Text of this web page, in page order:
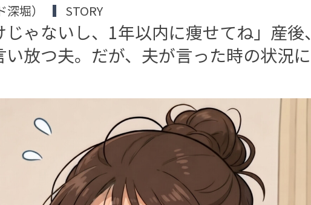
堀） STORY
じゃないし、1年以内に痩せてね」産後
放つ夫。だが、夫が言った時の状況